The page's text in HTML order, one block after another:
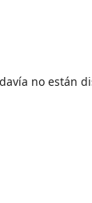
no están